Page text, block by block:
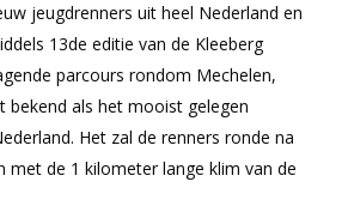
jeugdrenners uit heel Nederland en
13de editie van de Kleeberg
parcours rondom Mechelen,
bekend als het mooist gelegen
Het zal de renners ronde na
met de 1 kilometer lange klim van de